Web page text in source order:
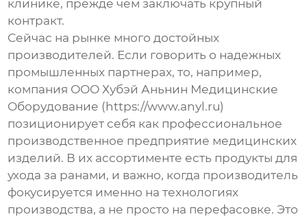
клинике, прежде чем заключать крупный
контракт.
Сейчас на рынке много достойных
производителей. Если говорить о надежных
промышленных партнерах, то, например,
компания ООО Хубэй Аньнин Медицинские
Оборудование ( https://www.anyl.ru)
позиционирует себя как профессиональное
производственное предприятие медицинских
изделий. В их ассортименте есть продукты для
ухода за ранами, и важно, когда производитель
фокусируется именно на технологиях
производства, а не просто на перефасовке. Это